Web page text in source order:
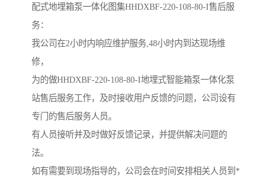
配式地埋箱泵一体化图集HHDXBF-220-108-80-I售后服
务：
我公司在2小时内响应维护服务,48小时内到达现场维
修，
为的做HHDXBF-220-108-80-I地埋式智能箱泵一体化泵
站售后服务工作，及时接收用户反馈的问题，公司设有
专门的售后服务人员。
有人员接听并及时做好反馈记录，并提供解决问题的
法。
如有需要到现场指导的，公司会在时间安排相关人员到*